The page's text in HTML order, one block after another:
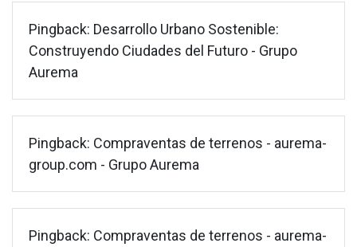
Pingback: Desarrollo Urbano Sostenible:
Construyendo Ciudades del Futuro - Grupo
Aurema
Pingback: Compraventas de terrenos - aurema-
group.com - Grupo Aurema
Pingback: Compraventas de terrenos - aurema-